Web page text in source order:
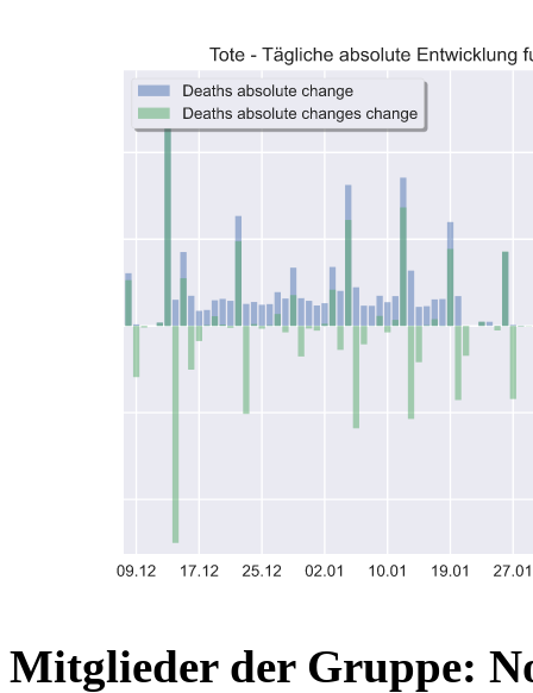
Mitglieder der Gruppe: